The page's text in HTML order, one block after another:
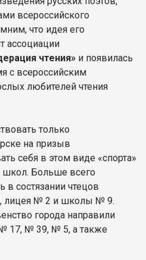
всероссийского
что идея его
ассоциации
чтения» и появилась
с всероссийским
любителей чтения
только
на призыв
себя в этом виде «спорта»
школ. Больше всего
состязании чтецов
лицея № 2 и школы № 9.
города направили
№ 39, № 5, а также